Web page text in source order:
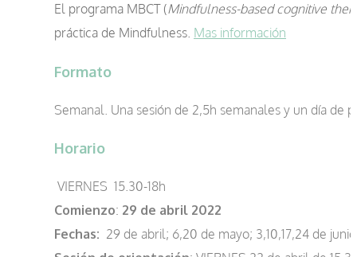
El programa MBCT (Mindfulness-based cognitive
práctica de Mindfulness. Mas información
Formato
Semanal. Una sesión de 2,5h semanales y un día de
Horario
VIERNES 15.30-18h
Comienzo: 29 de abril 2022
Fechas: 29 de abril; 6,20 de mayo; 3,10,17,24 de